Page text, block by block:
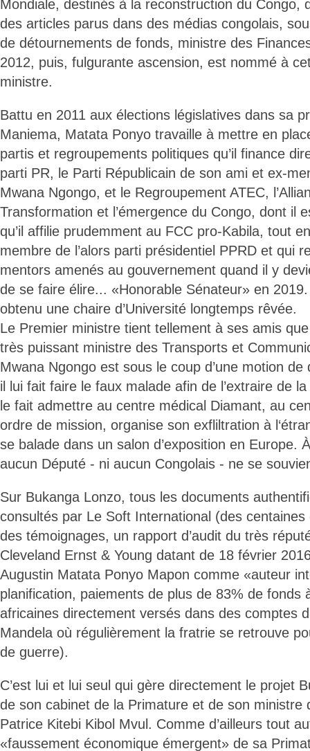
Mondiale, destinés à la reconstruction du Congo,
des articles parus dans des médias congolais,
de détournements de fonds, ministre des
2012, puis, fulgurante ascension, est nommé à
ministre.
Battu en 2011 aux élections législatives dans sa
Maniema, Matata Ponyo travaille à mettre en
partis et regroupements politiques qu’il finance
parti PR, le Parti Républicain de son ami et ex-
Mwana Ngongo, et le Regroupement ATEC,
Transformation et l’émergence du Congo, dont il
qu’il affilie prudemment au FCC pro-Kabila, tout
membre de l’alors parti présidentiel PPRD et qui
mentors amenés au gouvernement quand il y
de se faire élire... «Honorable Sénateur» en 2019.
obtenu une chaire d’Université longtemps rêvée.
Le Premier ministre tient tellement à ses amis
très puissant ministre des Transports et
Mwana Ngongo est sous le coup d’une motion
il lui fait faire le faux malade afin de l’extraire de
le fait admettre au centre médical Diamant, au
ordre de mission, organise son exfliltration à
se balade dans un salon d’exposition en Europe.
aucun Député - ni aucun Congolais - ne se
Sur Bukanga Lonzo, tous les documents
consultés par Le Soft International (des
des témoignages, un rapport d’audit du très
Cleveland Ernst & Young datant de 18 février
Augustin Matata Ponyo Mapon comme «auteur
planification, paiements de plus de 83% de fonds
africaines directement versés dans des comptes
Mandela où régulièrement la fratrie se retrouve
de guerre).
C’est lui et lui seul qui gère directement le projet
de son cabinet de la Primature et de son ministre
Patrice Kitebi Kibol Mvul. Comme d’ailleurs tout
«faussement économique émergent» de sa